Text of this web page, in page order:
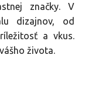
značky. V
dizajnov, od
a vkus.
života.